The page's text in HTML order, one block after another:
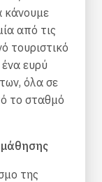
κάνουμε
από τις
τουριστικό
ένα ευρύ
όλα σε
το σταθμό
της